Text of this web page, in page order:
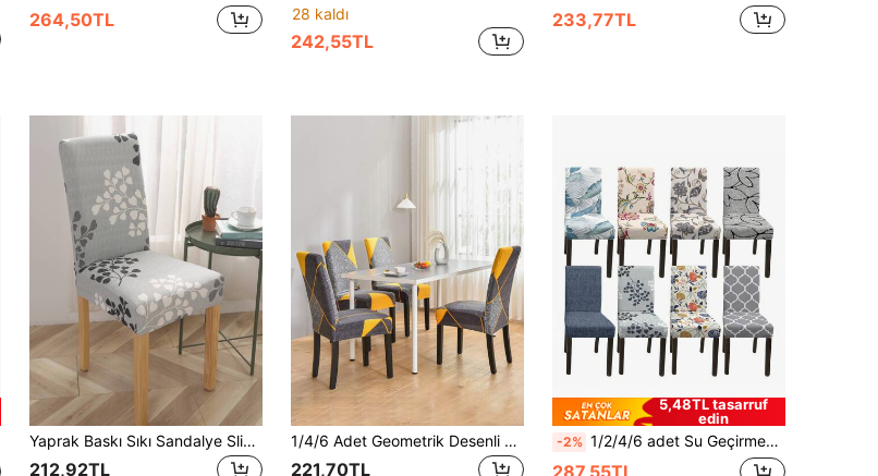
264,50TL
28 kaldı
242,55TL
233,77TL
Yaprak Baskı Sıkı Sandalye Slipcover
212,92TL
1/4/6 Adet Geometrik Desenli Elastik Yemek Sandalyesi Kılıfları, Ev Dekorasyonu, Otel, Restoran ve Parti İçin Uygun Baskılı Kılıflar, Süt İpeği Sandalye Koruyucu
221,70TL
5,48TL tasarruf
edin
-2% 1/2/4/6 adet Su Geçirmez Baskılı Sandalye Kılıfı, Ev veya Parti Kullanımına Uygun, Tüm Mevsimler İçin
287,55TL